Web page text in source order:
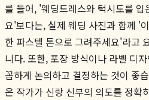
를 들어, '웨딩드레스와 턱시도를
요'보다는, 실제 웨딩 사진과 함께 '
한 파스텔 톤으로 그려주세요'라고
니다. 또한, 포장 방식이나 라벨 디
꼼하게 논의하고 결정하는 것이 좋
은 작가가 신랑 신부의 의도를 정확